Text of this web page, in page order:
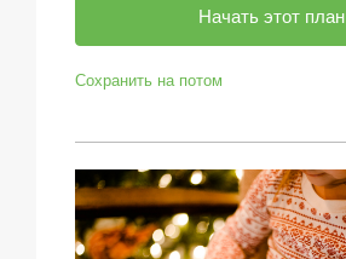
Начать этот план
Сохранить на потом